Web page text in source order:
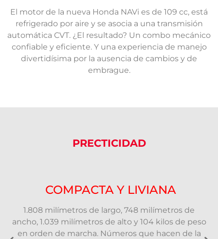
El motor de la nueva Honda NAVi es de 109 cc, está
refrigerado por aire y se asocia a una transmisión
automática CVT. ¿El resultado? Un combo mecánico
confiable y eficiente. Y una experiencia de manejo
divertidísima por la ausencia de cambios y de
embrague.
PRECTICIDAD
COMPACTA Y LIVIANA
1.808 milímetros de largo, 748 milímetros de
ancho, 1.039 milímetros de alto y 104 kilos de peso
en orden de marcha. Números que hacen de la